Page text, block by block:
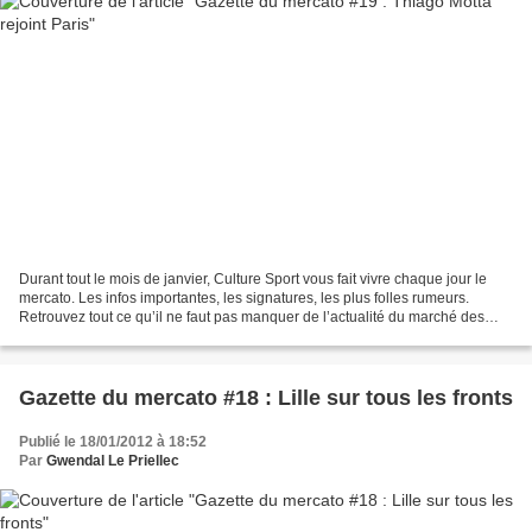
Durant tout le mois de janvier, Culture Sport vous fait vivre chaque jour le
mercato. Les infos importantes, les signatures, les plus folles rumeurs.
Retrouvez tout ce qu’il ne faut pas manquer de l’actualité du marché des
Gazette du mercato #18 : Lille sur tous les fronts
Publié le 18/01/2012 à 18:52
Par Gwendal Le Priellec